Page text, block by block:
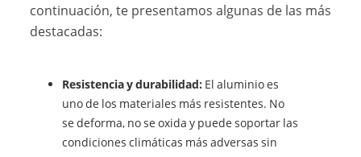
continuación, te presentamos algunas de las más
destacadas:
Resistencia y durabilidad: El aluminio es
uno de los materiales más resistentes. No
se deforma, no se oxida y puede soportar las
condiciones climáticas más adversas sin